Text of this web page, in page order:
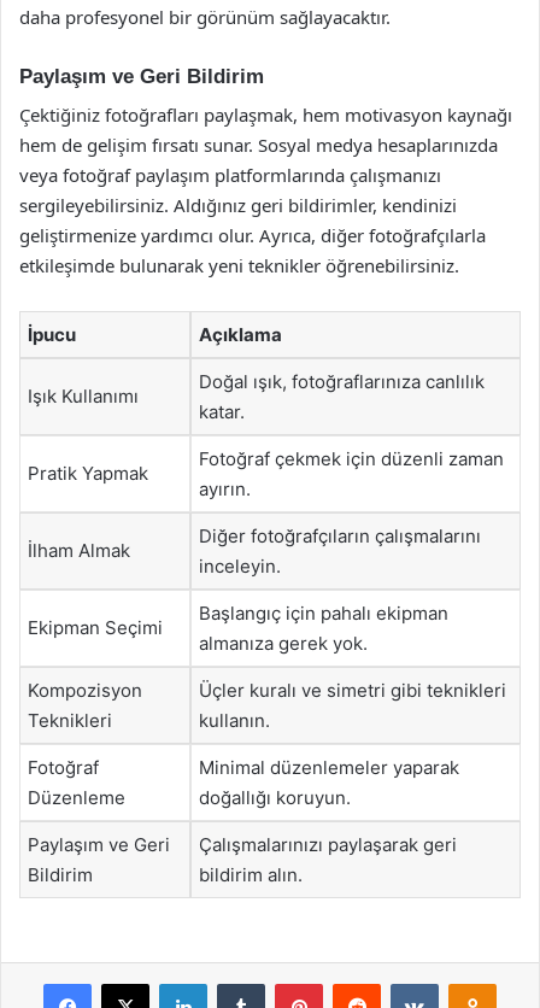
daha profesyonel bir görünüm sağlayacaktır.
Paylaşım ve Geri Bildirim
Çektiğiniz fotoğrafları paylaşmak, hem motivasyon kaynağı
hem de gelişim fırsatı sunar. Sosyal medya hesaplarınızda
veya fotoğraf paylaşım platformlarında çalışmanızı
sergileyebilirsiniz. Aldığınız geri bildirimler, kendinizi
geliştirmenize yardımcı olur. Ayrıca, diğer fotoğrafçılarla
etkileşimde bulunarak yeni teknikler öğrenebilirsiniz.
İpucu Açıklama
Işık Kullanımı
Doğal ışık, fotoğraflarınıza canlılık
katar.
Pratik Yapmak
Fotoğraf çekmek için düzenli zaman
ayırın.
İlham Almak
Diğer fotoğrafçıların çalışmalarını
inceleyin.
Ekipman Seçimi
Başlangıç için pahalı ekipman
almanıza gerek yok.
Kompozisyon
Teknikleri
Üçler kuralı ve simetri gibi teknikleri
kullanın.
Fotoğraf
Düzenleme
Minimal düzenlemeler yaparak
doğallığı koruyun.
Paylaşım ve Geri
Bildirim
Çalışmalarınızı paylaşarak geri
bildirim alın.
Facebook
X LinkedInTumblr PinterestReddit VKontakte